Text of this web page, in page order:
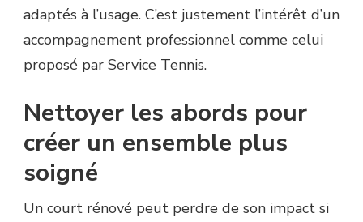
adaptés à l’usage. C’est justement l’intérêt d’un
accompagnement professionnel comme celui
proposé par Service Tennis.
Nettoyer les abords pour
créer un ensemble plus
soigné
Un court rénové peut perdre de son impact si